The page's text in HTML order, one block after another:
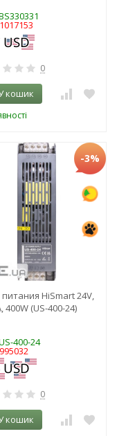
0
кошик
-3%
HiSmart 24V,
400W (US-400-24)
400-24
0
кошик